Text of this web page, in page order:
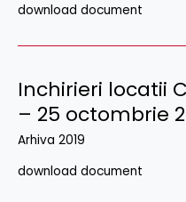
download document
Inchirieri locatii
– 25 octombrie
Arhiva 2019
download document